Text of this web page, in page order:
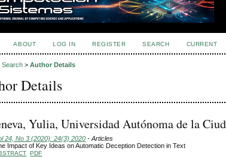
ABOUT LOG IN REGISTER SEARCH CURRENT
Search >Author Details
Details
Yulia, Universidad Autónoma de la
24, No 3 (2020): 24(3) 2020 - Articles
Impact of Key Ideas on Automatic Deception Detection in Text
PDF